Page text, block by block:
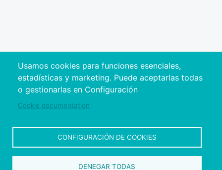
Usamos cookies para funciones esenciales,
estadísticas y marketing. Puede aceptarlas todas
o gestionarlas en Configuración
Cookie documentation
CONFIGURACIÓN DE COOKIES
DENEGAR TODAS